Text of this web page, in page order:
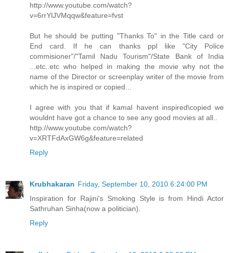
http://www.youtube.com/watch?
v=6rrYlJVMqqw&feature=fvst
But he should be putting "Thanks To" in the Title card or
End card. If he can thanks ppl like "City Police
commisioner"/"Tamil Nadu Tourism"/State Bank of India
...etc..etc who helped in making the movie why not the
name of the Director or screenplay writer of the movie from
which he is inspired or copied...
I agree with you that if kamal havent inspired\copied we
wouldnt have got a chance to see any good movies at all..
http://www.youtube.com/watch?
v=XRTFdAxGW6g&feature=related
Reply
Krubhakaran Friday, September 10, 2010 6:24:00 PM
Inspiration for Rajini's Smoking Style is from Hindi Actor
Sathruhan Sinha(now a politician).
Reply